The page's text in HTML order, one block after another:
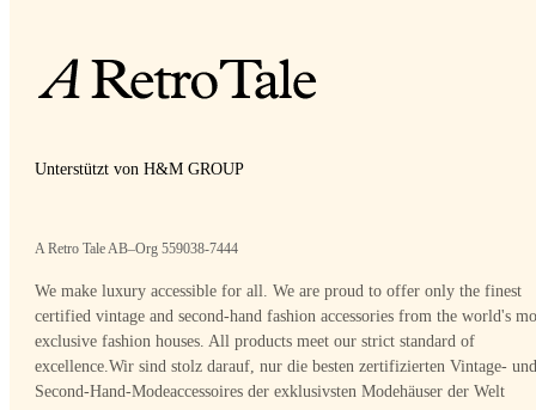
Unterstützt von H&M GROUP
A Retro Tale AB–Org 559038-7444
We make luxury accessible for all. We are proud to offer only the finest
certified vintage and second-hand fashion accessories from the world's
exclusive fashion houses. All products meet our strict standard of
excellence.Wir sind stolz darauf, nur die besten zertifizierten Vintage- und
Second-Hand-Modeaccessoires der exklusivsten Modehäuser der Welt